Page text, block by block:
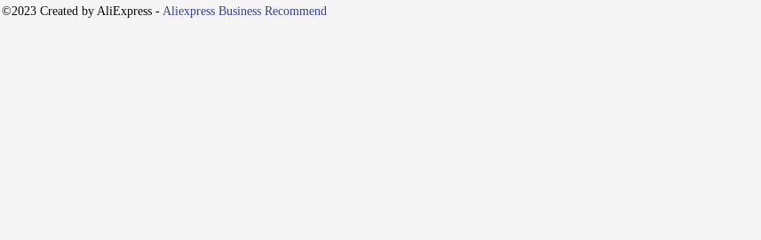
©2023 Created by AliExpress - Aliexpress Business Recommend